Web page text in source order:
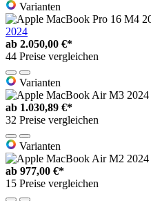
Varianten
2024
ab 2.050,00 €*
44 Preise vergleichen
Varianten
ab 1.030,89 €*
32 Preise vergleichen
Varianten
ab 977,00 €*
15 Preise vergleichen